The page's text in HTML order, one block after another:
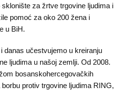
za žrtve trgovine ljudima i
pomoć za oko 200 žena i
u BiH.
danas učestvujemo u kreiranju
ljudima u našoj zemlji. Od 2008.
bosanskohercegovačkih
protiv trgovine ljudima RING,